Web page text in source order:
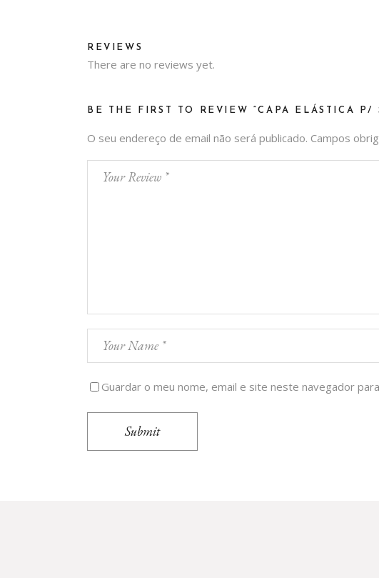
REVIEWS
There are no reviews yet.
BE THE FIRST TO REVIEW “CAPA ELÁSTICA P/
O seu endereço de email não será publicado. Campos
Guardar o meu nome, email e site neste navegador
Submit